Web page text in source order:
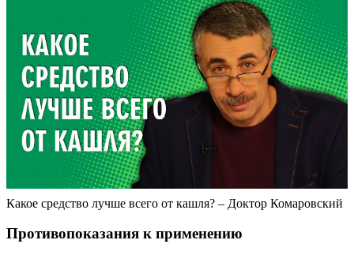
Какое средство лучше всего от кашля? – Доктор Комаровский
Противопоказания к применению